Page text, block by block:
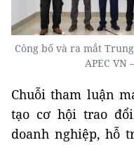
Công bố và ra mắt
APEC VN
Chuỗi tham luận
tạo cơ hội trao
doanh nghiệp, hỗ